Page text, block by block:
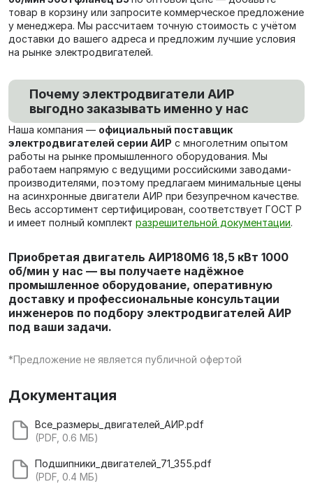
товар в корзину или запросите коммерческое предложение
у менеджера. Мы рассчитаем точную стоимость с учётом
доставки до вашего адреса и предложим лучшие условия
на рынке электродвигателей.
Почему электродвигатели АИР
выгодно заказывать именно у нас
Наша компания — официальный поставщик
электродвигателей серии АИР с многолетним опытом
работы на рынке промышленного оборудования. Мы
работаем напрямую с ведущими российскими заводами-
производителями, поэтому предлагаем минимальные цены
на асинхронные двигатели АИР при безупречном качестве.
Весь ассортимент сертифицирован, соответствует ГОСТ Р
и имеет полный комплект разрешительной документации.
Приобретая двигатель АИР180М6 18,5 кВт 1000
об/мин у нас — вы получаете надёжное
промышленное оборудование, оперативную
доставку и профессиональные консультации
инженеров по подбору электродвигателей АИР
под ваши задачи.
*Предложение не является публичной офертой
Документация
Все_размеры_двигателей_АИР.pdf
(PDF, 0.6 МБ)
Подшипники_двигателей_71_355.pdf
(PDF, 0.4 МБ)